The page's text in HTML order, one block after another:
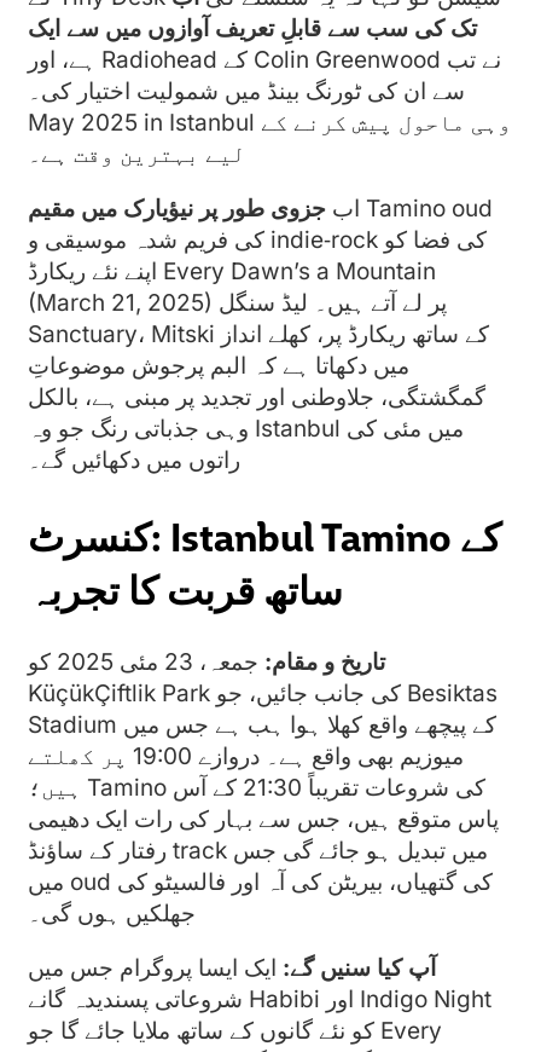
تک کی سب سے قابلِ تعریف آوازوں میں سے ایک
ہے، اور Radiohead کے Colin Greenwood نے تب
سے ان کی ٹورنگ بینڈ میں شمولیت اختیار کی۔
May 2025 in Istanbul وہی ماحول پیش کرنے کے
لیے بہترین وقت ہے۔
اب جزوی طور پر نیؤیارک میں مقیم
Tamino oud
کی فریم شدہ موسیقی و indie‑rock کی فضا کو
اپنے نئے ریکارڈ Every Dawn’s a Mountain
(March 21, 2025) پر لے آتے ہیں۔ لیڈ سنگل
Sanctuary، Mitski کے ساتھ ریکارڈ پر، کھلے انداز
میں دکھاتا ہے کہ البم پرجوش موضوعاتِ
گمگشتگی، جلاوطنی اور تجدید پر مبنی ہے، بالکل
وہی جذباتی رنگ جو وہ Istanbul میں مئی کی
راتوں میں دکھائیں گے۔
کنسرٹ: Istanbul Tamino کے
ساتھ قربت کا تجربہ
تاریخ و مقام:
جمعہ، 23 مئی 2025 کو
KüçükÇiftlik Park کی جانب جائیں، جو Besiktas
Stadium کے پیچھے واقع کھلا ہوا ہب ہے جس میں
میوزیم بھی واقع ہے۔ دروازے 19:00 پر کھلتے
ہیں؛ Tamino کی شروعات تقریباً 21:30 کے آس
پاس متوقع ہیں، جس سے بہار کی رات ایک دھیمی
رفتار کے ساؤنڈ track میں تبدیل ہو جائے گی جس
میں oud کی گتھیاں، بیریٹن کی آہ اور فالسیٹو کی
جھلکیں ہوں گی۔
آپ کیا سنیں گے: ایک ایسا پروگرام جس میں
شروعاتی پسندیدہ گانے Habibi اور Indigo Night
کو نئے گانوں کے ساتھ ملایا جائے گا جو Every